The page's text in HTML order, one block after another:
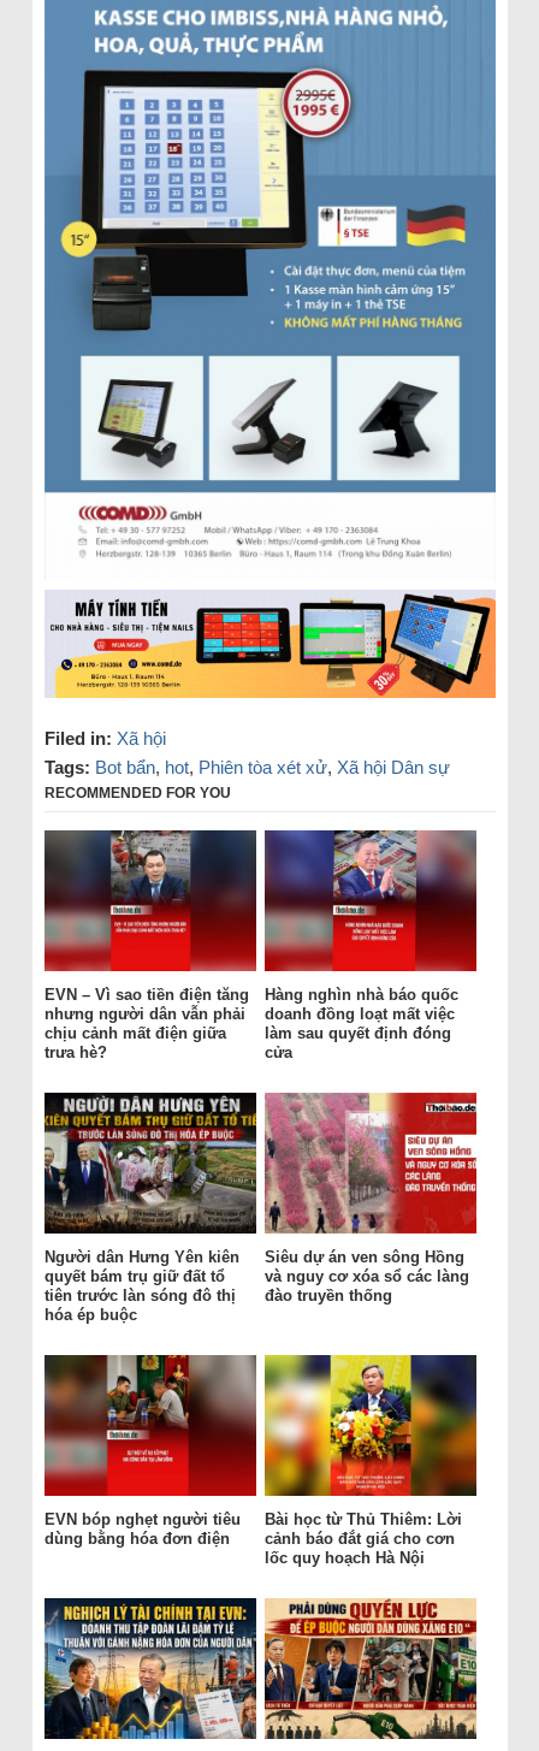
Filed in: Xã hội
Tags: Bot bẩn, hot, Phiên tòa xét xử, Xã hội Dân sự
RECOMMENDED FOR YOU
EVN – Vì sao tiền điện tăng
nhưng người dân vẫn phải
chịu cảnh mất điện giữa
trưa hè?
Hàng nghìn nhà báo quốc
doanh đồng loạt mất việc
làm sau quyết định đóng
cửa
Người dân Hưng Yên kiên
quyết bám trụ giữ đất tổ
tiên trước làn sóng đô thị
hóa ép buộc
Siêu dự án ven sông Hồng
và nguy cơ xóa sổ các làng
đào truyền thống
EVN bóp nghẹt người tiêu
dùng bằng hóa đơn điện
Bài học từ Thủ Thiêm: Lời
cảnh báo đắt giá cho cơn
lốc quy hoạch Hà Nội